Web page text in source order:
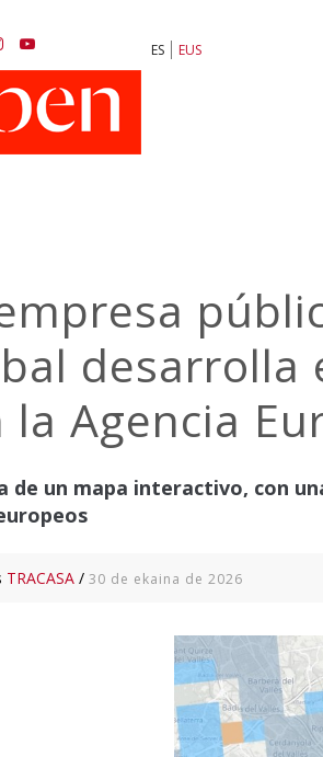
ES EUS
desarrolla
la Agencia
de un mapa interactivo, con
TRACASA / 30 de ekaina de 2026